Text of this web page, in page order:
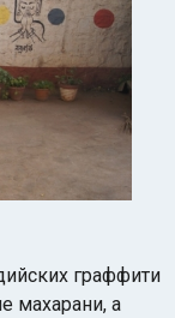
граффити
махарани, а